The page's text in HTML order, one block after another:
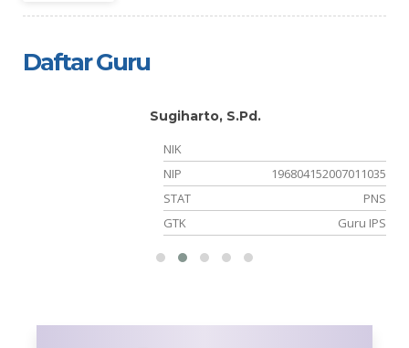
Daftar Guru
Sugiharto, S.Pd.
NIK
NIP
196804152007011035
STAT
PNS
GTK
Guru IPS